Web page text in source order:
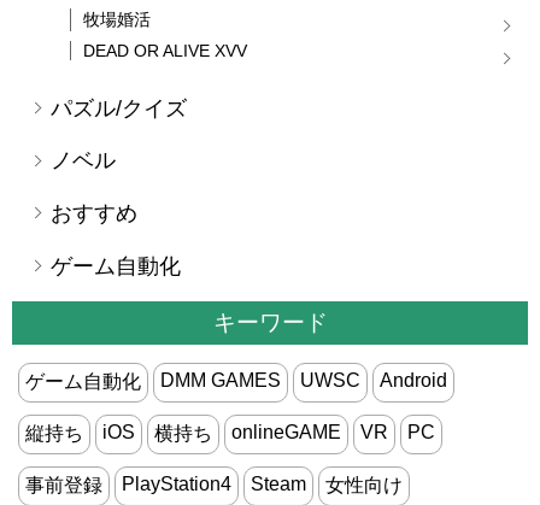
牧場婚活
DEAD OR ALIVE XVV
パズル/クイズ
ノベル
おすすめ
ゲーム自動化
キーワード
ゲーム自動化 DMM GAMES UWSC Android
縦持ち iOS 横持ち onlineGAME VR PC
事前登録 PlayStation4 Steam 女性向け